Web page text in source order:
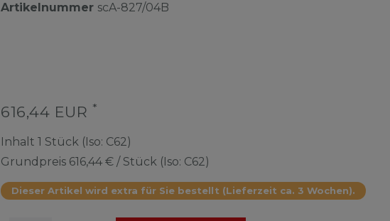
Artikelnummer scA-827/04B
616,44 EUR *
Inhalt 1 Stück (Iso: C62)
Grundpreis 616,44 € / Stück (Iso: C62)
Dieser Artikel wird extra für Sie bestellt (Lieferzeit ca. 3 Wochen).